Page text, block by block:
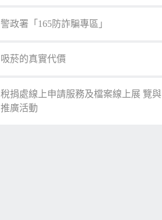
警政署「165防詐騙專區」
吸菸的真實代價
稅捐處線上申請服務及檔案線上展 覽與
推廣活動